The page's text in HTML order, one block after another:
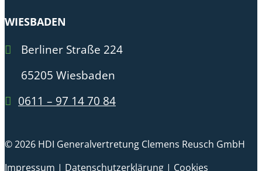
WIESBADEN
Berliner Straße 224
65205 Wiesbaden
0611 – 97 14 70 84
© 2026 HDI Generalvertretung Clemens Reusch GmbH
Impressum | Datenschutzerklärung | Cookies